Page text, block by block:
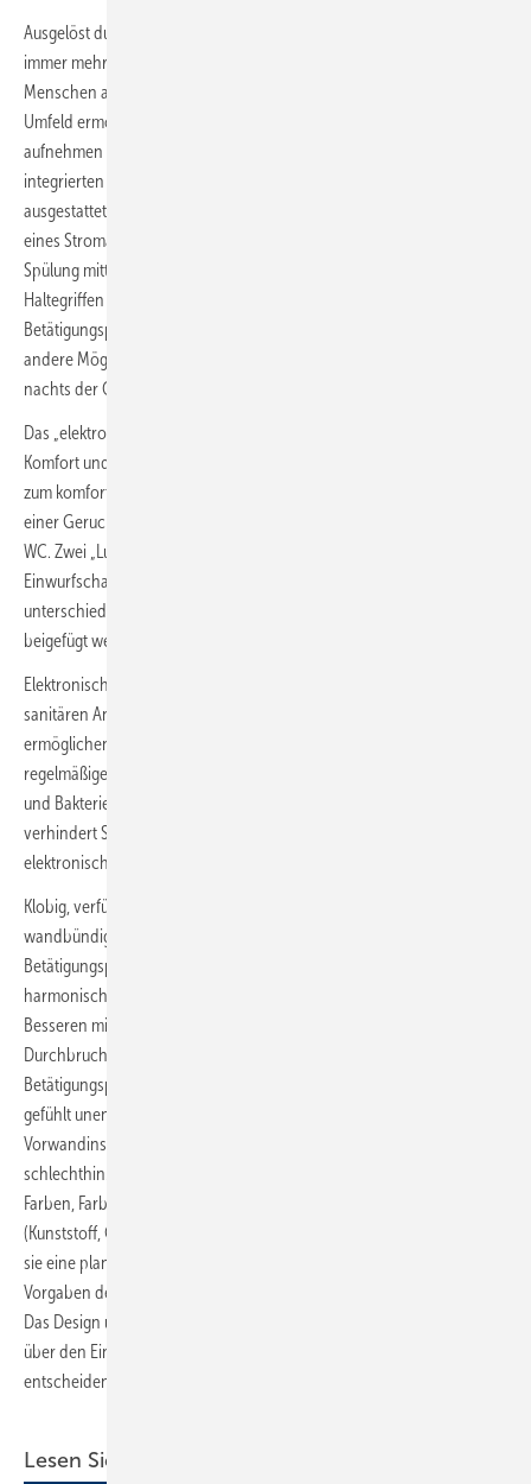
Ausgelöst durch die Veränderungen in der Alterspyramide waren
immer mehr barrierefreie Lösungen für das Bad gefragt, die
Menschen auch im Alter ein selbstbestimmtes Leben im eigenen
Umfeld ermöglichen. Um die auftretenden höheren Abstützkräfte
aufnehmen zu können, wurden die ersten WC- und WT-Elemente mit
integrierten Befestigungsplatten aus Holz für Stütz- und Klappgriffe
ausgestattet. Entscheidende Entwicklungen folgten auf die Installation
eines Stromanschlusses am WC-Element: Damit konnte die WC-
Spülung mittels Tasten an den klappbaren Stütz- und/oder
Haltegriffen oder berührungslos über eine elektronische
Betätigungsplatte ausgelöst werden. Mit Strom ergaben sich noch
andere Möglichkeiten, wie beispielsweise Licht am WC-Element, das
nachts der Orientierung dient.
Das „elektronische WC“ eröffnete noch andere Funktionen für mehr
Komfort und Hygiene. Mit dessen Einführung entwickelte sich das Bad
zum komfortablen Ort der Körperpflege. So sorgen WC-Elemente mit
einer Geruchsabsaugung heute für bessere Luft im Bad und Gäste-
WC. Zwei „Luftverbesserer“ können integriert werden. Über einen
Einwurfschacht im UP-Spülkasten können Spülkastenwürfel mit
unterschiedlichen Duftnoten heute auch ohne Körbchen dem Wasser
beigefügt werden.
Elektronische Spülauslösungen veränderten auch die Funktion der
sanitären Anlagen in Veranstaltungs- und Sportanlagen. Sie
ermöglichen über Intervallschaltungen die Spülung und damit einen
regelmäßigen Wasseraustausch. So kann dem Wachstum von Keimen
und Bakterien vorgebeugt sowie die Verkalkung reduziert werden. Das
verhindert Störungen. Die gleiche Technik gibt es auch für Urinale mit
elektronischer Steuereinheit.
Klobig, verfügbar maximal in den gängigen Sanitärfarben und nicht
wandbündig, also erhaben auf der Wand. So sahen
Betätigungsplatten lange Zeit aus. Eher optisch störend als ein
harmonischer Bestandteil des WCs. Das änderte sich zwar leicht zum
Besseren mit Einführung der Zwei-Mengen-Spültechnik, doch der
Durchbruch als Designelement gelang 1999 mit kleinen
Betätigungsplatten. Heute ist die Auswahl an WC-Betätigungsplatten
gefühlt unendlich. Sie sind, als einzig sichtbarer Teil der
Vorwandinstallation nach Fertigstellung, das Differenzierungsmerkmal
schlechthin. Der Kunde kann unter einer Vielzahl von Formen und
Farben, Farbkombinationen und unterschiedlichen Materialien
(Kunststoff, Glas, Metall, Stein, Holz) auswählen. Wandbündig ergeben
sie eine planebene Fläche in der Vorwand. Sogar individuell nach
Vorgaben des Kunden gestaltete Betätigungseinheiten sind möglich.
Das Design und die Funktion der WC-Betätigungsplatte können sogar
über den Einsatz des UP-Spülkastens oder des Installationssystems
entscheiden.
Lesen Sie auch: